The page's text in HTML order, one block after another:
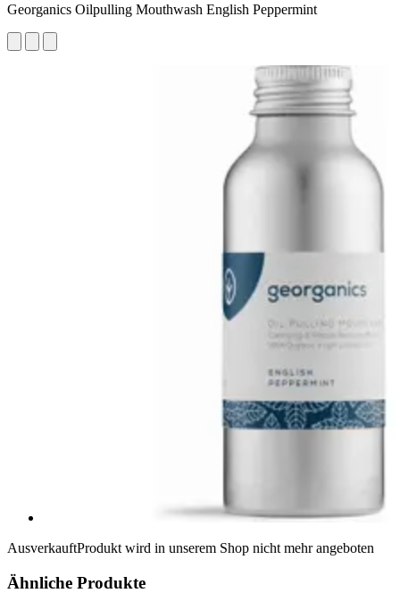
Georganics Oilpulling Mouthwash English Peppermint
AusverkauftProdukt wird in unserem Shop nicht mehr angeboten
Ähnliche Produkte